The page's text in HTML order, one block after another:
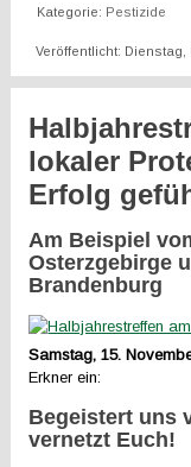
Kategorie: Pestizide
Veröffentlicht: Dienstag,
lokaler
Erfolg
Am Beispiel
Osterzgebirge
Brandenburg
Samstag, 15.
Erkner ein:
Begeistert uns
vernetzt Euch!